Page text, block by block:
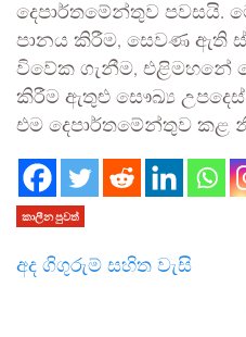
දෙපාර්තමේන්තුව පවසයි.
පානය කිරීම, සෙවණ ඇති
විවේක ගැනීම, එළිමහනේ
කිරීම ඇතුළු සෞඛ්‍ය
එම දෙපාර්තමේන්තුව කළ
කාලීන පුවත්
අද ගිගුරුම් සහිත වැසි